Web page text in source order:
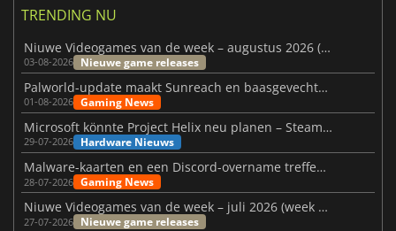
TRENDING NU
Niuwe Videogames van de week – augustus 2026 (week 32)
03-08-2026 Nieuwe game releases
Palworld-update maakt Sunreach en baasgevechten stabieler
01-08-2026 Gaming News
Microsoft könnte Project Helix neu planen – Steam-Support wackelt
29-07-2026 Hardware Nieuws
Malware-kaarten en een Discord-overname treffen Meccha Chameleon
28-07-2026 Gaming News
Niuwe Videogames van de week – juli 2026 (week 31)
27-07-2026 Nieuwe game releases